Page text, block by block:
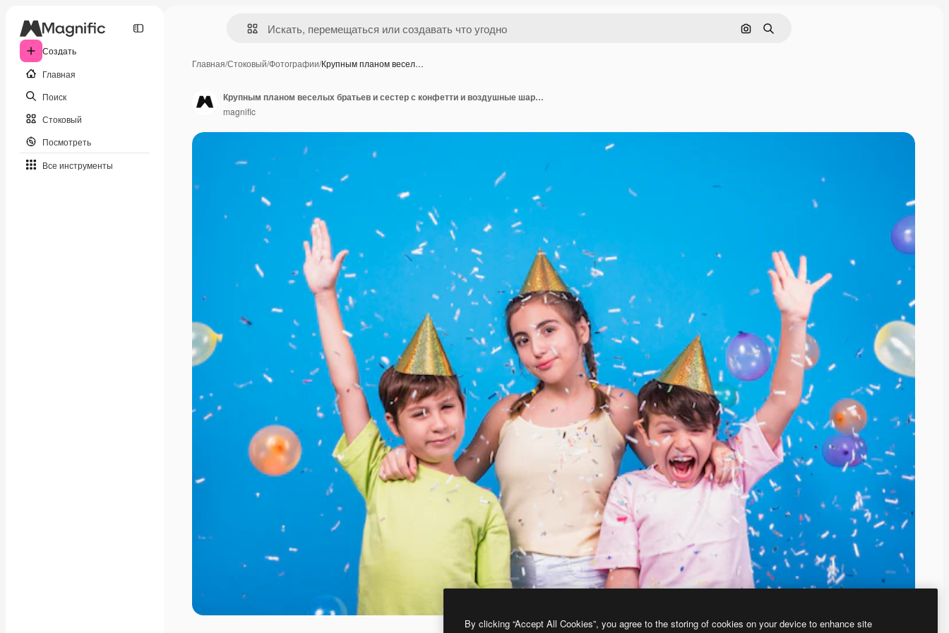
Создать
Главная
Поиск
Стоковый
Посмотреть
Все инструменты
Поиск по изображению
Поиск
Главная/Стоковый/Фотографии/Крупным планом весел…
Крупным планом веселых братьев и сестер с конфетти и воздушные шары на синем фоне
magnific
By clicking “Accept All Cookies”, you agree to the storing of cookies on your device to enhance site